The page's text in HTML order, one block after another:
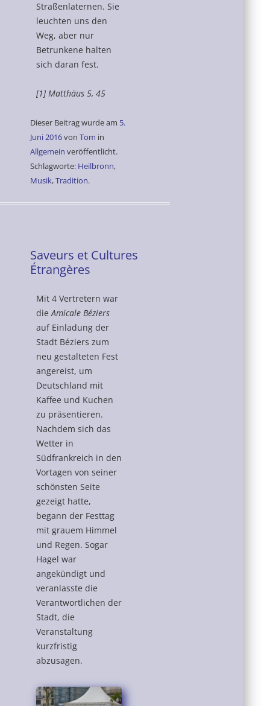
Straßenlaternen. Sie
leuchten uns den
Weg, aber nur
Betrunkene halten
sich daran fest.
[1] Matthäus 5, 45
Dieser Beitrag wurde am 5.
Juni 2016von Tom in
Allgemein veröffentlicht.
Schlagworte: Heilbronn,
Musik,Tradition.
Saveurs et Cultures
Étrangères
Mit 4 Vertretern war
dieAmicale Béziers
auf Einladung der
Stadt Béziers zum
neu gestalteten Fest
angereist, um
Deutschland mit
Kaffee und Kuchen
zu präsentieren.
Nachdem sich das
Wetter in
Südfrankreich in den
Vortagen von seiner
schönsten Seite
gezeigt hatte,
begann der Festtag
mit grauem Himmel
und Regen. Sogar
Hagel war
angekündigt und
veranlasste die
Verantwortlichen der
Stadt, die
Veranstaltung
kurzfristig
abzusagen.